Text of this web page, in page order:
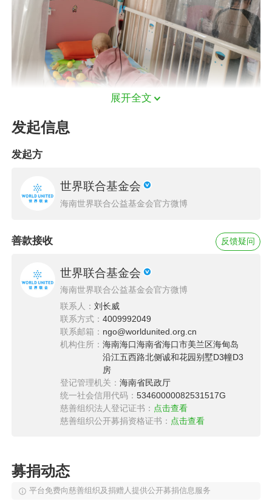
小慧（化名）和丈夫小刚家住河南省许昌市一个
儿4岁。然而，平静生活随着2022年底女儿橙橙
（化名）的一次“高烧”被彻底打破。“当时，孩子
高烧40度！用药全身擦拭孩子也不起作用，没日
带孩子前往当地医院做进一步检查。“孩子的各项
夫妻俩带橙橙出院，并按照医嘱进行半月一次的
复查。可两次复查后，孩子的血象指标依然不是
太好。“根据两次的评估结果来看，怀疑孩子这种
情况可能是血液上的疾病！”
“误诊，一定是误诊！”夫妻俩怎么也不肯相信医
生的预判。于是，2023年1月17日，夫妻俩带着
橙橙来到了河南省儿童医院做进一步检查。挂号
血液科，而后进行骨穿，腰穿，活检……而最
终，年幼的橙橙还是没能躲得过这场劫难：急性
展开全文
发起信息
发起方
世界联合基金会
海南世界联合公益基金会官方微博
善款接收
世界联合基金会
海南世界联合公益基金会官方微博
联系人：刘长威
联系方式：4009992049
联系邮箱： ngo@worldunited.org.cn
机构住所：海南海口海南省海口市美兰区海甸岛
沿江五西路北侧诚和花园别墅D3幢D3
房
登记管理机关：海南省民政厅
统一社会信用代码：53460000082531517G
慈善组织法人登记证书： 点击查看
慈善组织公开募捐资格证书： 点击查看
反馈疑问
募捐动态
平台免费向慈善组织及捐赠人提供公开募捐信息服务